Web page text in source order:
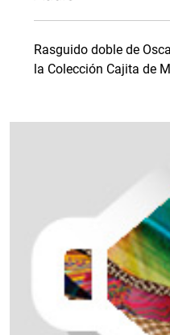
Rasguido doble de
la Colección Cajita de